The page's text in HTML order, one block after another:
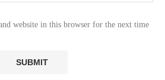
website in this browser for the next time